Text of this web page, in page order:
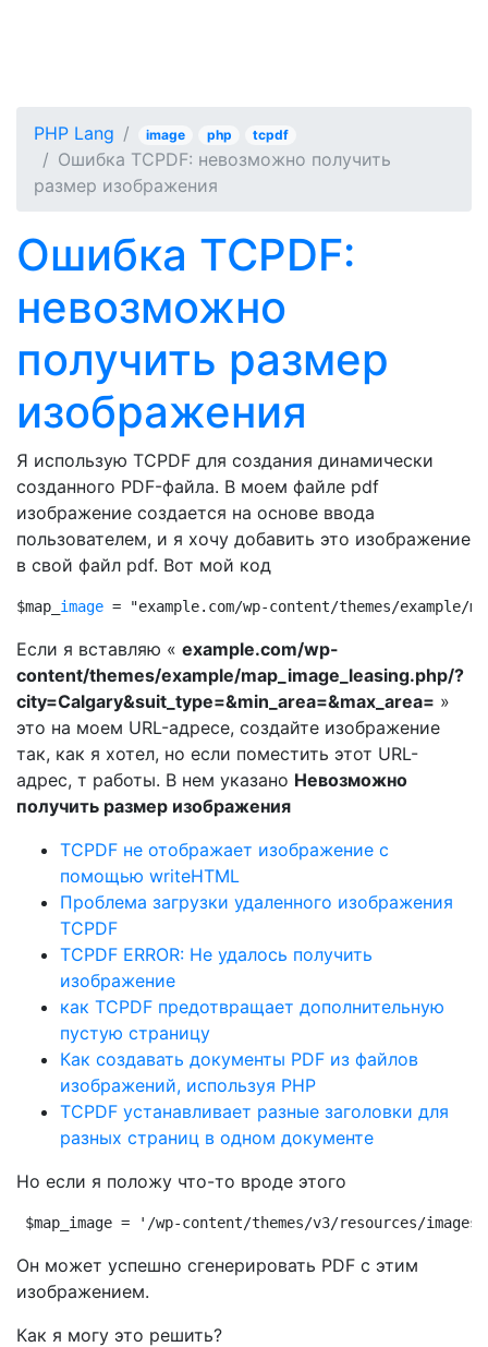
PHP Lang image php tcpdf
Ошибка TCPDF: невозможно получить
размер изображения
Ошибка TCPDF:
невозможно
получить размер
изображения
Я использую TCPDF для создания динамически
созданного PDF-файла. В моем файле pdf
изображение создается на основе ввода
пользователем, и я хочу добавить это изображение
в свой файл pdf. Вот мой код
$map_ image = "example.com/wp-content/themes/example/
Если я вставляю « example.com/wp-
content/themes/example/map_image_leasing.php/?
city=Calgary&suit_type=&min_area=&max_area= »
это на моем URL-адресе, создайте изображение
так, как я хотел, но если поместить этот URL-
адрес, т работы. В нем указано Невозможно
получить размер изображения
TCPDF не отображает изображение с
помощью writeHTML
Проблема загрузки удаленного изображения
TCPDF
TCPDF ERROR: Не удалось получить
изображение
как TCPDF предотвращает дополнительную
пустую страницу
Как создавать документы PDF из файлов
изображений, используя PHP
TCPDF устанавливает разные заголовки для
разных страниц в одном документе
Но если я положу что-то вроде этого
$map_image = '/wp-content/themes/v3/resources/
Он может успешно сгенерировать PDF с этим
изображением.
Как я могу это решить?